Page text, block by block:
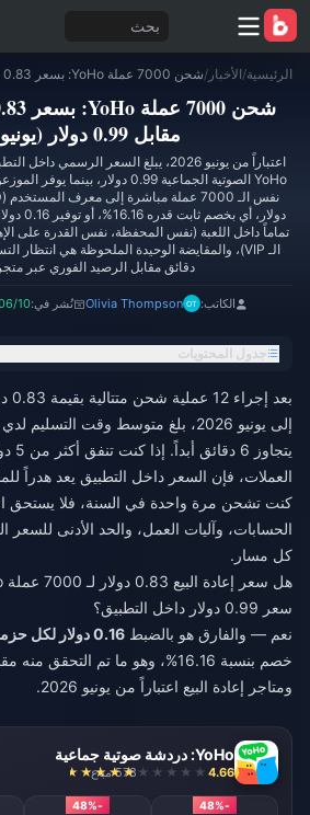
بحث
الرئيسية/الأخبار /
مقابل 0.99 دولار (يونيو 2026)
دولار،
تماماً داخل اللعبة (نفس المحفظة، نفس القدرة على
دقائق مقابل الرصيد الفوري عبر
الكاتب: Olivia Thompson نُشر في:10
جدول المحتويات
إلى يونيو 2026، بلغ متوسط وقت التسليم لدي
العملات، فإن السعر داخل التطبيق يعد هدراً
كنت تشحن مرة واحدة في السنة، فلا يستحق
الحسابات، وآليات العمل، والحد الأدنى للسعر
كل مسار.
سعر 0.99 دولار داخل التطبيق؟
نعم — والفارق هو بالضبط 0.16 دولار لكل حزمة من 7000 عملة
خصم بنسبة 16.16%، وهو ما تم
ومتاجر إعادة البيع اعتباراً من يونيو 2026.
YoHo: دردشة صوتية جماعية
4.66 578 مباع
-48%
-48%